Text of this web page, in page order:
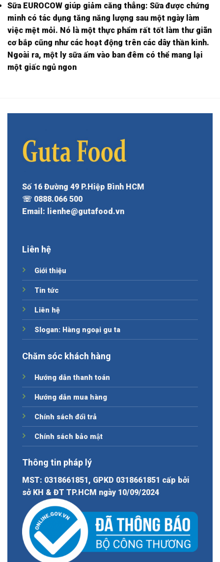
Sữa EUROCOW giúp giảm căng thẳng: Sữa được chứng
minh có tác dụng tăng năng lượng sau một ngày làm
việc mệt mỏi. Nó là một thực phẩm rất tốt làm thư giãn
cơ bắp cũng như các hoạt động trên các dây thần kinh.
Ngoài ra, một ly sữa ấm vào ban đêm có thể mang lại
một giấc ngủ ngon
Số 16 Đường 49 P.Hiệp Bình HCM
☏ 0888.066 500
Email: lienhe@gutafood.vn
Liên hệ
Giới thiệu
Tin tức
Liên hệ
Slogan: Hàng ngoại gu ta
Chăm sóc khách hàng
Hướng dẫn thanh toán
Hướng dẫn mua hàng
Chính sách đổi trả
Chính sách bảo mật
Thông tin pháp lý
MST: 0318661851, GPKD 0318661851 cấp bởi
sở KH & ĐT TP.HCM ngày 10/09/2024